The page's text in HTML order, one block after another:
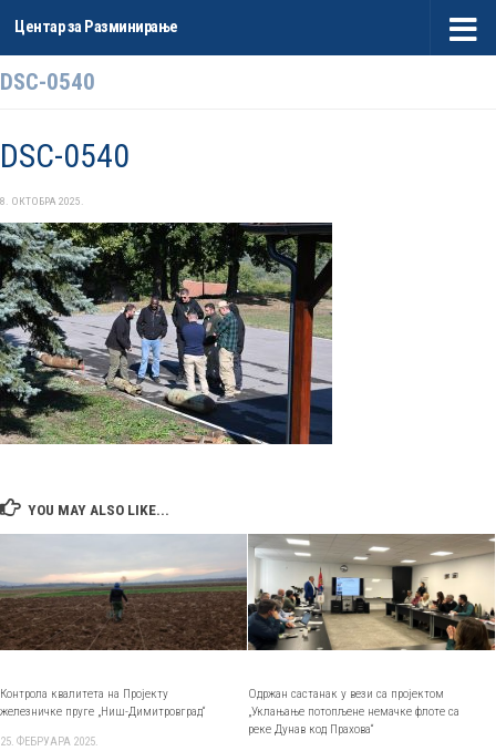
Skip to content
Центар за Разминирање
DSC-0540
DSC-0540
8. ОКТОБРА 2025.
YOU MAY ALSO LIKE...
Контрола квалитета на Пројекту
железничке пруге „Ниш-Димитровград“
25. ФЕБРУАРА 2025.
Одржан састанак у вези са пројектом
„Уклањање потопљене немачке флоте са
реке Дунав код Прахова“